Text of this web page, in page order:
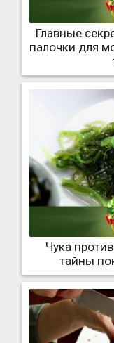
Главные
палочки для
Чука
тайны